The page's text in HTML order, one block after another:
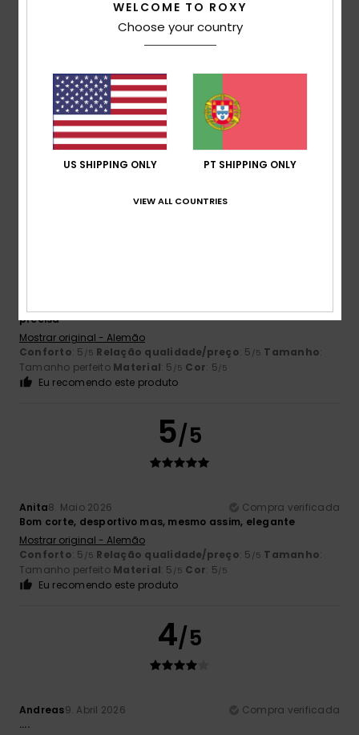
Tamanho
5
precisa
Mostrar original - Alemão
Conforto: 5 /5 Relação qualidade/preço: 5 /5 Tamanho:
Tamanho perfeito Material: 5 /5 Cor: 5/5
Eu recomendo este produto
5/5
Anita8. Maio 2026
Compra verificada
Bom corte, desportivo mas, mesmo assim, elegante
Mostrar original - Alemão
Conforto: 5 /5 Relação qualidade/preço: 5 /5 Tamanho:
Tamanho perfeito Material: 5 /5 Cor: 5/5
Eu recomendo este produto
4/5
Andreas9. Abril 2026
Compra verificada
....
WELCOME TO ROXY
Choose your country
US SHIPPING ONLY PT SHIPPING ONLY
VIEW ALL COUNTRIES